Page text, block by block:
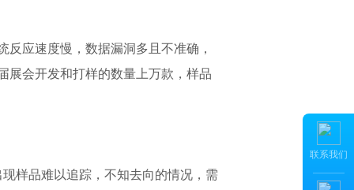
应速度慢，数据漏洞多且不准确，
展会开发和打样的数量上万款，样品
样品难以追踪，不知去向的情况，需
联系我们